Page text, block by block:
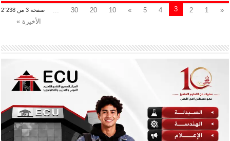
صفحة 3 من 2٬238 «
1
2
3
4
5
»
10
20
30
...
الأخيرة »